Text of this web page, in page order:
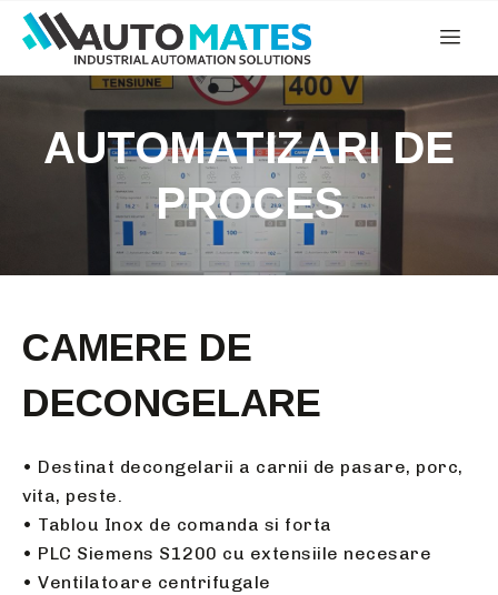
AUTOMATIZARI DE
PROCES
CAMERE DE
DECONGELARE
• Destinat decongelarii a carnii de pasare, porc,
vita, peste.
• Tablou Inox de comanda si forta
• PLC Siemens S1200 cu extensiile necesare
• Ventilatoare centrifugale